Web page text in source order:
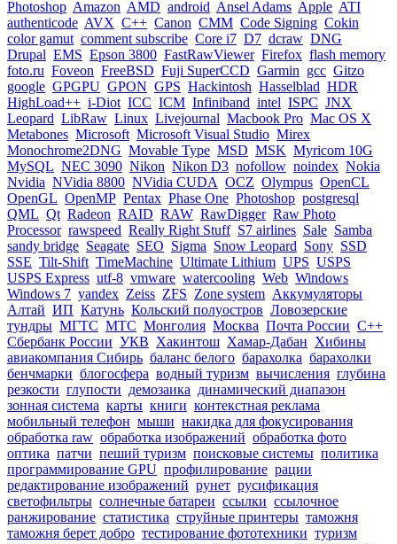
Photoshop Amazon AMD android Ansel Adams Apple ATI
authenticode AVX C++ Canon CMM Code Signing Cokin
color gamut comment subscribe Core i7 D7 dcraw DNG
Drupal EMS Epson 3800 FastRawViewer Firefox flash memory
foto.ru Foveon FreeBSD Fuji SuperCCD Garmin gcc Gitzo
google GPGPU GPON GPS Hackintosh Hasselblad HDR
HighLoad++ i-Diot ICC ICM Infiniband intel ISPC JNX
Leopard LibRaw Linux Livejournal Macbook Pro Mac OS X
Metabones Microsoft Microsoft Visual Studio Mirex
Monochrome2DNG Movable Type MSD MSK Myricom 10G
MySQL NEC 3090 Nikon Nikon D3 nofollow noindex Nokia
Nvidia NVidia 8800 NVidia CUDA OCZ Olympus OpenCL
OpenGL OpenMP Pentax Phase One Photoshop postgresql
QML Qt Radeon RAID RAW RawDigger Raw Photo
Processor rawspeed Really Right Stuff S7 airlines Sale Samba
sandy bridge Seagate SEO Sigma Snow Leopard Sony SSD
SSE Tilt-Shift TimeMachine Ultimate Lithium UPS USPS
USPS Express utf-8 vmware watercooling Web Windows
Windows 7 yandex Zeiss ZFS Zone system Аккумуляторы
Алтай ИП Катунь Кольский полуостров Ловозерские
тундры МГТС МТС Монголия Москва Почта России С++
Сбербанк России УКВ Хакинтош Хамар-Дабан Хибины
авиакомпания Сибирь баланс белого барахолка барахолки
бенчмарки блогосфера водный туризм вычисления глубина
резкости глупости демозаика динамический диапазон
зонная система карты книги контекстная реклама
мобильный телефон мыши накидка для фокусирования
обработка raw обработка изображений обработка фото
оптика патчи пеший туризм поисковые системы политика
программирование GPU профилирование рации
редактирование изображений рунет русификация
светофильтры солнечные батареи ссылки ссылочное
ранжирование статистика струйные принтеры таможня
таможня берет добро тестирование фототехники туризм